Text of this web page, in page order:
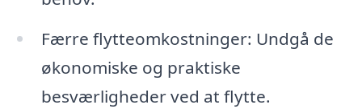
Færre flytteomkostninger: Undgå de
økonomiske og praktiske
besværligheder ved at flytte.